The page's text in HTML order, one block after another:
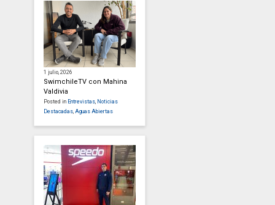
1 julio, 2026
SwimchileTV con Mahina
Valdivia
Posted in Entrevistas, Noticias
Destacadas, Aguas Abiertas